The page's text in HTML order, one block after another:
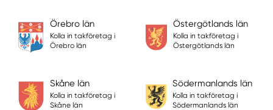
Örebro län
Kolla in takföretag i
Örebro län
Östergötlands län
Kolla in takföretag i
Östergötlands län
Skåne län
Kolla in takföretag i
Skåne län
Södermanlands län
Kolla in takföretag i
Södermanlands län